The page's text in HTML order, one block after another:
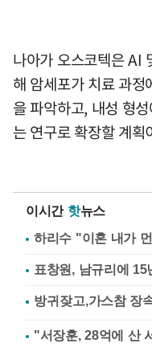
나아가 오스코텍은 AI
해 암세포가 치료 과
을 파악하고, 내성 형
는 연구로 확장할 계획
이시간 핫뉴스
하리수 "이혼 내가
표창원, 남규리에
"서장훈, 28억에 산